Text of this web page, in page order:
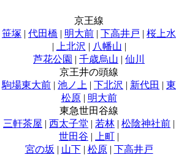
京王線
笹塚 | 代田橋 | 明大前 | 下高井戸 | 桜上水
|
上北沢 | 八幡山 |
芦花公園 | 千歳烏山 | 仙川
京王井の頭線
駒場東大前 | 池ノ上 | 下北沢 | 新代田 | 東
松原| 明大前
東急世田谷線
三軒茶屋 | 西太子堂 | 若林 | 松陰神社前 |
世田谷 | 上町 |
宮の坂 | 山下| 松原| 下高井戸